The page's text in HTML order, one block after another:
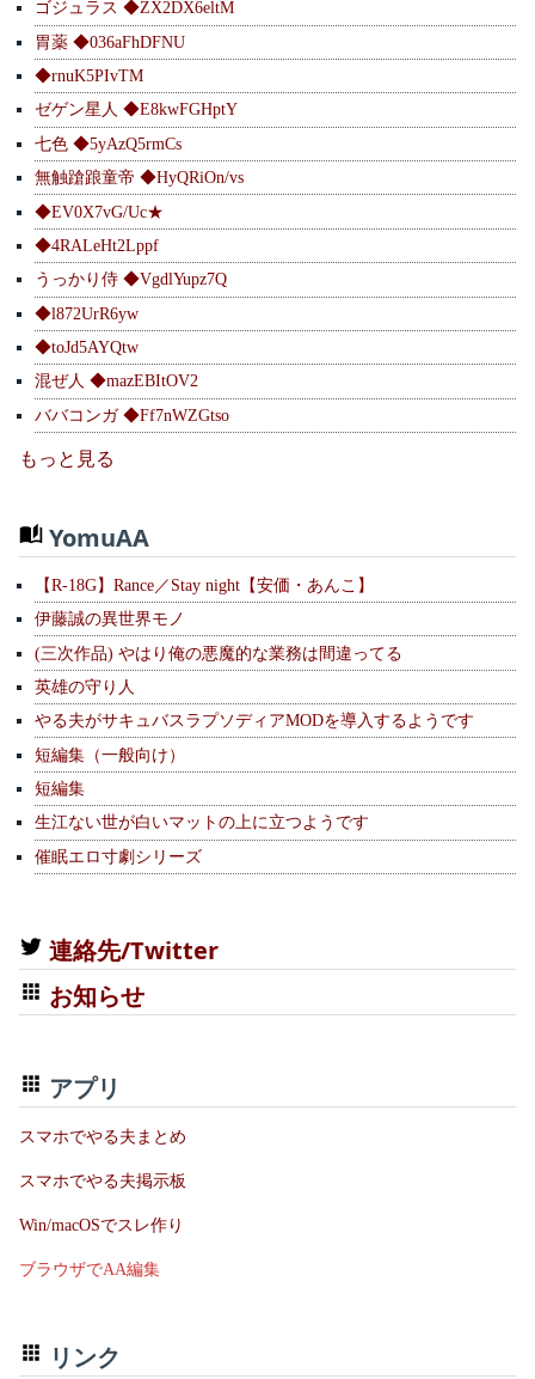
ゴジュラス ◆ZX2DX6eltM
胃薬 ◆036aFhDFNU
◆rnuK5PIvTM
ゼゲン星人 ◆E8kwFGHptY
七色 ◆5yAzQ5rmCs
無触蹌踉童帝 ◆HyQRiOn/vs
◆EV0X7vG/Uc★
◆4RALeHt2Lppf
うっかり侍 ◆VgdlYupz7Q
◆l872UrR6yw
◆toJd5AYQtw
混ぜ人 ◆mazEBItOV2
ババコンガ ◆Ff7nWZGtso
もっと見る
YomuAA
【R-18G】Rance／Stay night【安価・あんこ】
伊藤誠の異世界モノ
(三次作品) やはり俺の悪魔的な業務は間違ってる
英雄の守り人
やる夫がサキュバスラプソディアMODを導入するようです
短編集（一般向け）
短編集
生江ない世が白いマットの上に立つようです
催眠エロ寸劇シリーズ
連絡先/Twitter
お知らせ
アプリ
スマホでやる夫まとめ
スマホでやる夫掲示板
Win/macOSでスレ作り
ブラウザでAA編集
リンク